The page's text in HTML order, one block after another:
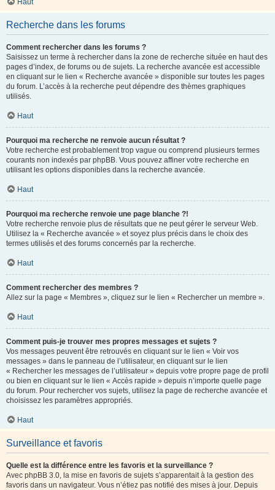
Haut
Recherche dans les forums
Comment rechercher dans les forums ?
Saisissez un terme à rechercher dans la zone de recherche située en haut des
pages d’index, de forums ou de sujets. La recherche avancée est accessible
en cliquant sur le lien « Recherche avancée » disponible sur toutes les pages
du forum. L’accès à la recherche peut dépendre des thèmes graphiques
utilisés.
Haut
Pourquoi ma recherche ne renvoie aucun résultat ?
Votre recherche est probablement trop vague ou comprend plusieurs termes
courants non indexés par phpBB. Vous pouvez affiner votre recherche en
utilisant les options disponibles dans la recherche avancée.
Haut
Pourquoi ma recherche renvoie une page blanche ?!
Votre recherche renvoie plus de résultats que ne peut gérer le serveur Web.
Utilisez la « Recherche avancée » et soyez plus précis dans le choix des
termes utilisés et des forums concernés par la recherche.
Haut
Comment rechercher des membres ?
Allez sur la page « Membres », cliquez sur le lien « Rechercher un membre ».
Haut
Comment puis-je trouver mes propres messages et sujets ?
Vos messages peuvent être retrouvés en cliquant sur le lien « Voir vos
messages » dans le panneau de l’utilisateur, en cliquant sur le lien
« Rechercher les messages de l’utilisateur » depuis votre propre page de profil
ou bien en cliquant sur le lien « Accès rapide » depuis n’importe quelle page
du forum. Pour rechercher vos sujets, utilisez la page de recherche avancée et
choisissez les paramètres appropriés.
Haut
Surveillance et favoris
Quelle est la différence entre les favoris et la surveillance ?
Avec phpBB 3.0, la mise en favoris de sujets s’apparentait à la gestion des
favoris dans un navigateur. Vous n’étiez pas notifié des mises à jour. Depuis